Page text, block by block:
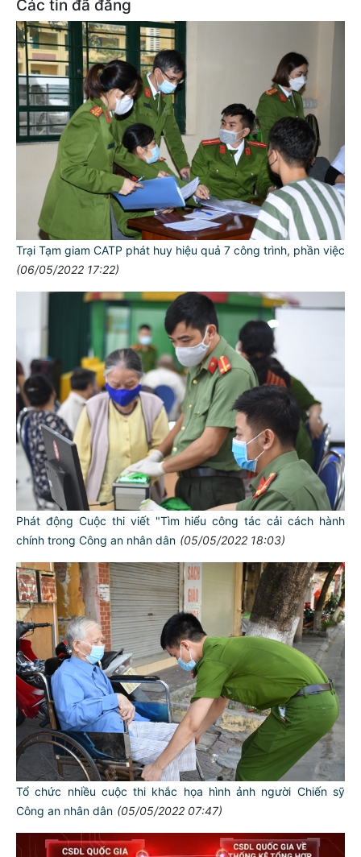
Các tin đã đăng
Trại Tạm giam CATP phát huy hiệu quả 7 công trình, phần việc
(06/05/2022 17:22)
Phát động Cuộc thi viết "Tìm hiểu công tác cải cách hành
chính trong Công an nhân dân (05/05/2022 18:03)
Tổ chức nhiều cuộc thi khắc họa hình ảnh người Chiến sỹ
Công an nhân dân (05/05/2022 07:47)